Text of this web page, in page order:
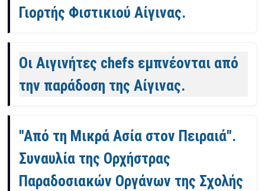
Γιορτής Φιστικιού Αίγινας.
Οι Αιγινήτες chefs εμπνέονται από
την παράδοση της Αίγινας.
"Από τη Μικρά Ασία στον Πειραιά".
Συναυλία της Ορχήστρας
Παραδοσιακών Οργάνων της Σχολής